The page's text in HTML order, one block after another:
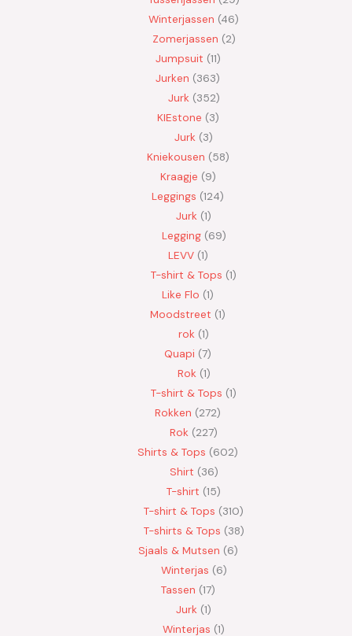
Winterjassen 46
Zomerjassen 2
Jumpsuit 11
Jurken 363
Jurk 352
KIEstone 3
Jurk 3
Kniekousen 58
Kraagje 9
Leggings 124
Jurk 1
Legging 69
LEVV 1
T-shirt & Tops 1
Like Flo 1
Moodstreet 1
rok 1
Quapi 7
Rok 1
T-shirt & Tops 1
Rokken 272
Rok 227
Shirts & Tops 602
Shirt 36
T-shirt 15
T-shirt & Tops 310
T-shirts & Tops 38
Sjaals & Mutsen 6
Winterjas 6
Tassen 17
Jurk 1
Winterjas 1